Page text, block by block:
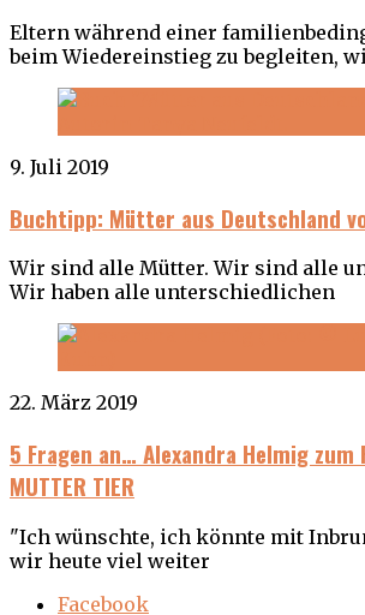
Eltern während einer
beim Wiedereinstieg zu begleiten,
9. Juli 2019
Buchtipp: Mütter aus Deutschland
Wir sind alle Mütter. Wir sind alle
Wir haben alle unterschiedlichen
22. März 2019
5 Fragen an… Alexandra Helmig zum
MUTTER TIER
"Ich wünschte, ich könnte mit
wir heute viel weiter
Facebook